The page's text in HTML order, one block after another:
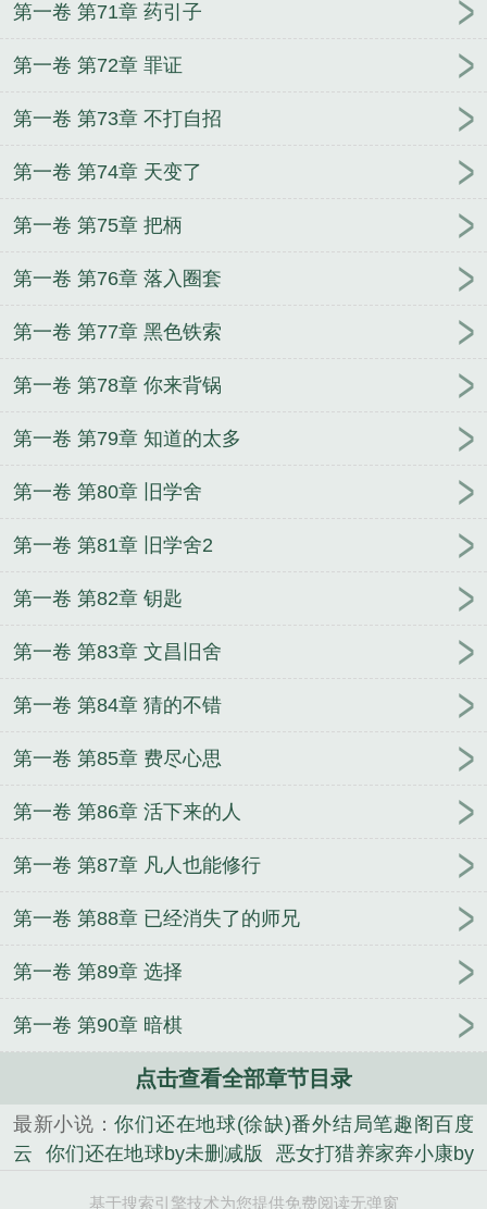
第一卷 第71章 药引子
第一卷 第72章 罪证
第一卷 第73章 不打自招
第一卷 第74章 天变了
第一卷 第75章 把柄
第一卷 第76章 落入圈套
第一卷 第77章 黑色铁索
第一卷 第78章 你来背锅
第一卷 第79章 知道的太多
第一卷 第80章 旧学舍
第一卷 第81章 旧学舍2
第一卷 第82章 钥匙
第一卷 第83章 文昌旧舍
第一卷 第84章 猜的不错
第一卷 第85章 费尽心思
第一卷 第86章 活下来的人
第一卷 第87章 凡人也能修行
第一卷 第88章 已经消失了的师兄
第一卷 第89章 选择
第一卷 第90章 暗棋
点击查看全部章节目录
最新小说：你们还在地球(徐缺)番外结局笔趣阁百度
云
你们还在地球by未删减版
恶女打猎养家奔小康by
基于搜索引擎技术为您提供免费阅读无弹窗